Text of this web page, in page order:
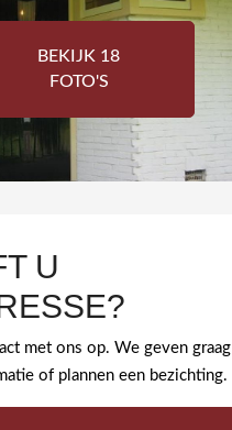
BEKIJK 18
FOTO'S
U
met ons op. We geven graag
of plannen een bezichting.